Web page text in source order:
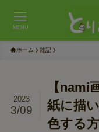
MENU
ホーム 雑記
【nami
紙に描
色する
2023
3/09